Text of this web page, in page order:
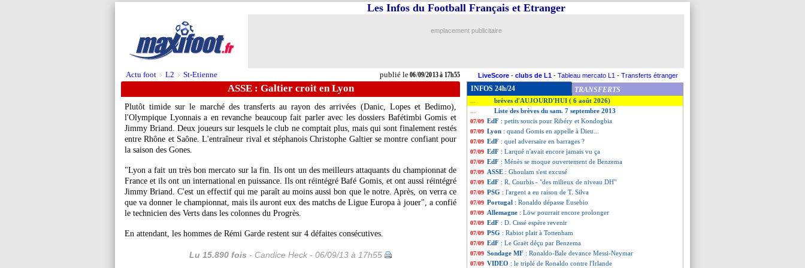
Actu foot > L2 > St-Etienne publié le06/09/2013 à 17h55
Les Infos du Football Français et Etranger
emplacement publicitaire
LiveScore - clubs de L1 - Tableau mercato L1 - Transferts étranger
ASSE : Galtier croit en Lyon
Plutôt timide sur le marché des transferts au rayon des arrivées (Danic, Lopes et Bedimo),
l'Olympique Lyonnais a en revanche beaucoup fait parler avec les dossiers Bafétimbi Gomis et
Jimmy Briand. Deux joueurs sur lesquels le club ne comptait plus, mais qui sont finalement restés
entre Rhône et Saône. L'entraîneur rival et stéphanois Christophe Galtier se montre confiant pour
la saison des Gones.
"Lyon a fait un très bon mercato sur la fin. Ils ont un des meilleurs attaquants du championnat de
France et ils ont un international en puissance. Ils ont réintégré Bafé Gomis, et ont aussi réintégré
Jimmy Briand. C'est un effectif qui me paraît au moins aussi bon que le notre. Après, on verra ce
que va donner le championnat, mais ils auront eux des matchs de Ligue Europa à jouer", a confié
le technicien des Verts dans les colonnes du Progrès.
En attendant, les hommes de Rémi Garde restent sur 4 défaites consécutives.
Lu 15.890 fois - Candice Heck - 06/09/13 à 17h55
INFOS 24h/24 TRANSFERTS
brèves d'AUJOURD'HUI ( 6 août 2026)
Liste des brèves du sam. 7 septembre 2013
07/09 EdF : petits soucis pour Ribéry et Kondogbia
07/09 Lyon : quand Gomis en appelle à Dieu...
07/09 EdF : quel adversaire en barrages ?
07/09 EdF : Larqué n'avait encore jamais vu ça
07/09 EdF : Ménès se moque ouvertement de Benzema
07/09 ASSE : Ghoulam s'est excusé
07/09 EdF : R. Courbis - "des milieux de niveau DH"
07/09 PSG : l'argent a eu raison de T. Silva
07/09 Portugal : Ronaldo dépasse Eusebio
07/09 Allemagne : Löw pourrait encore prolonger
07/09 EdF : D. Cissé espère revenir
07/09 PSG : Rabiot plait à Tottenham
07/09 EdF : Le Graët déçu par Benzema
07/09 Sondage MF : Ronaldo-Bale devance Messi-Neymar
07/09 VIDEO : le triplé de Ronaldo contre l'Irlande